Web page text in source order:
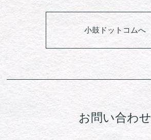
小鼓ドットコムへ
お問い合わせ